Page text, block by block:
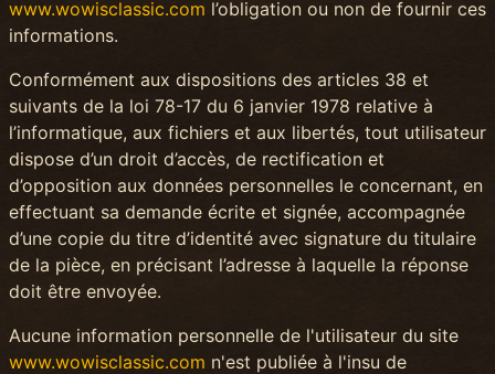
www.wowisclassic.com l’obligation ou non de fournir ces
informations.
Conformément aux dispositions des articles 38 et
suivants de la loi 78-17 du 6 janvier 1978 relative à
l’informatique, aux fichiers et aux libertés, tout utilisateur
dispose d’un droit d’accès, de rectification et
d’opposition aux données personnelles le concernant, en
effectuant sa demande écrite et signée, accompagnée
d’une copie du titre d’identité avec signature du titulaire
de la pièce, en précisant l’adresse à laquelle la réponse
doit être envoyée.
Aucune information personnelle de l'utilisateur du site
www.wowisclassic.com n'est publiée à l'insu de